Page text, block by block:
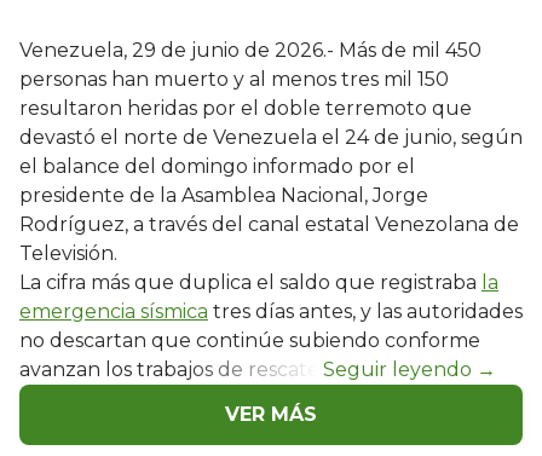
Venezuela, 29 de junio de 2026.- Más de mil 450
personas han muerto y al menos tres mil 150
resultaron heridas por el doble terremoto que
devastó el norte de Venezuela el 24 de junio, según
el balance del domingo informado por el
presidente de la Asamblea Nacional, Jorge
Rodríguez, a través del canal estatal Venezolana de
Televisión.
La cifra más que duplica el saldo que registraba la
emergencia sísmica tres días antes, y las autoridades
no descartan que continúe subiendo conforme
avanzan los trabajos de rescate.
VER MÁS